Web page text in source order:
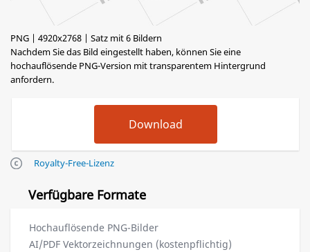
PNG | 4920x2768 | Satz mit 6 Bildern
Nachdem Sie das Bild eingestellt haben, können Sie eine
hochauflösende PNG-Version mit transparentem Hintergrund
anfordern.
Royalty-Free-Lizenz
Verfügbare Formate
Hochauflösende PNG-Bilder
AI/PDF Vektorzeichnungen (kostenpflichtig)